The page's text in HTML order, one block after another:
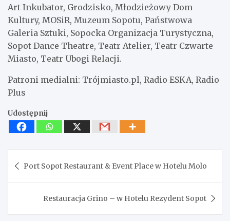
Art Inkubator, Grodzisko, Młodzieżowy Dom
Kultury, MOSiR, Muzeum Sopotu, Państwowa
Galeria Sztuki, Sopocka Organizacja Turystyczna,
Sopot Dance Theatre, Teatr Atelier, Teatr Czwarte
Miasto, Teatr Ubogi Relacji.
Patroni medialni: Trójmiasto.pl, Radio ESKA, Radio
Plus
Udostępnij
wpisu
Port Sopot Restaurant & Event Place w Hotelu Molo
Restauracja Grino – w Hotelu Rezydent Sopot